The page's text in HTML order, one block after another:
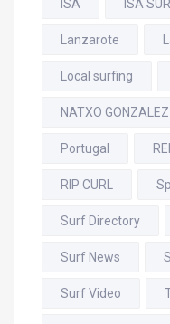
ISA ISA
Lanzarote
Local surfing
NATXO GONZALEZ
Portugal
RIP CURL
Surf Directory
Surf News
Surf Video